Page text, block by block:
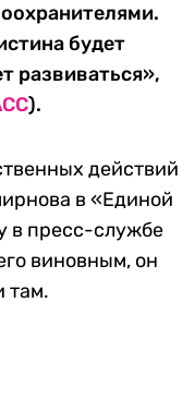
будет
развиваться»,
).
действий
в «Единой
в пресс-службе
виновным, он
там.